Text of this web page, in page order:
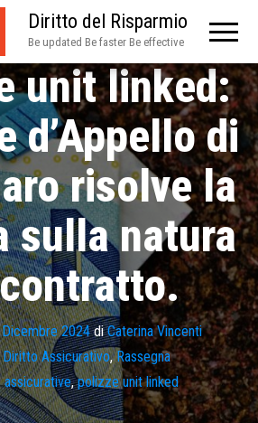
Diritto del Risparmio
Be updated Be faster Be effective
unit linked:
d’Appello di
risolve la
sulla natura
2024diCaterina Vincenti
Diritto Assicurativo,Rassegna
,polizze unit linked